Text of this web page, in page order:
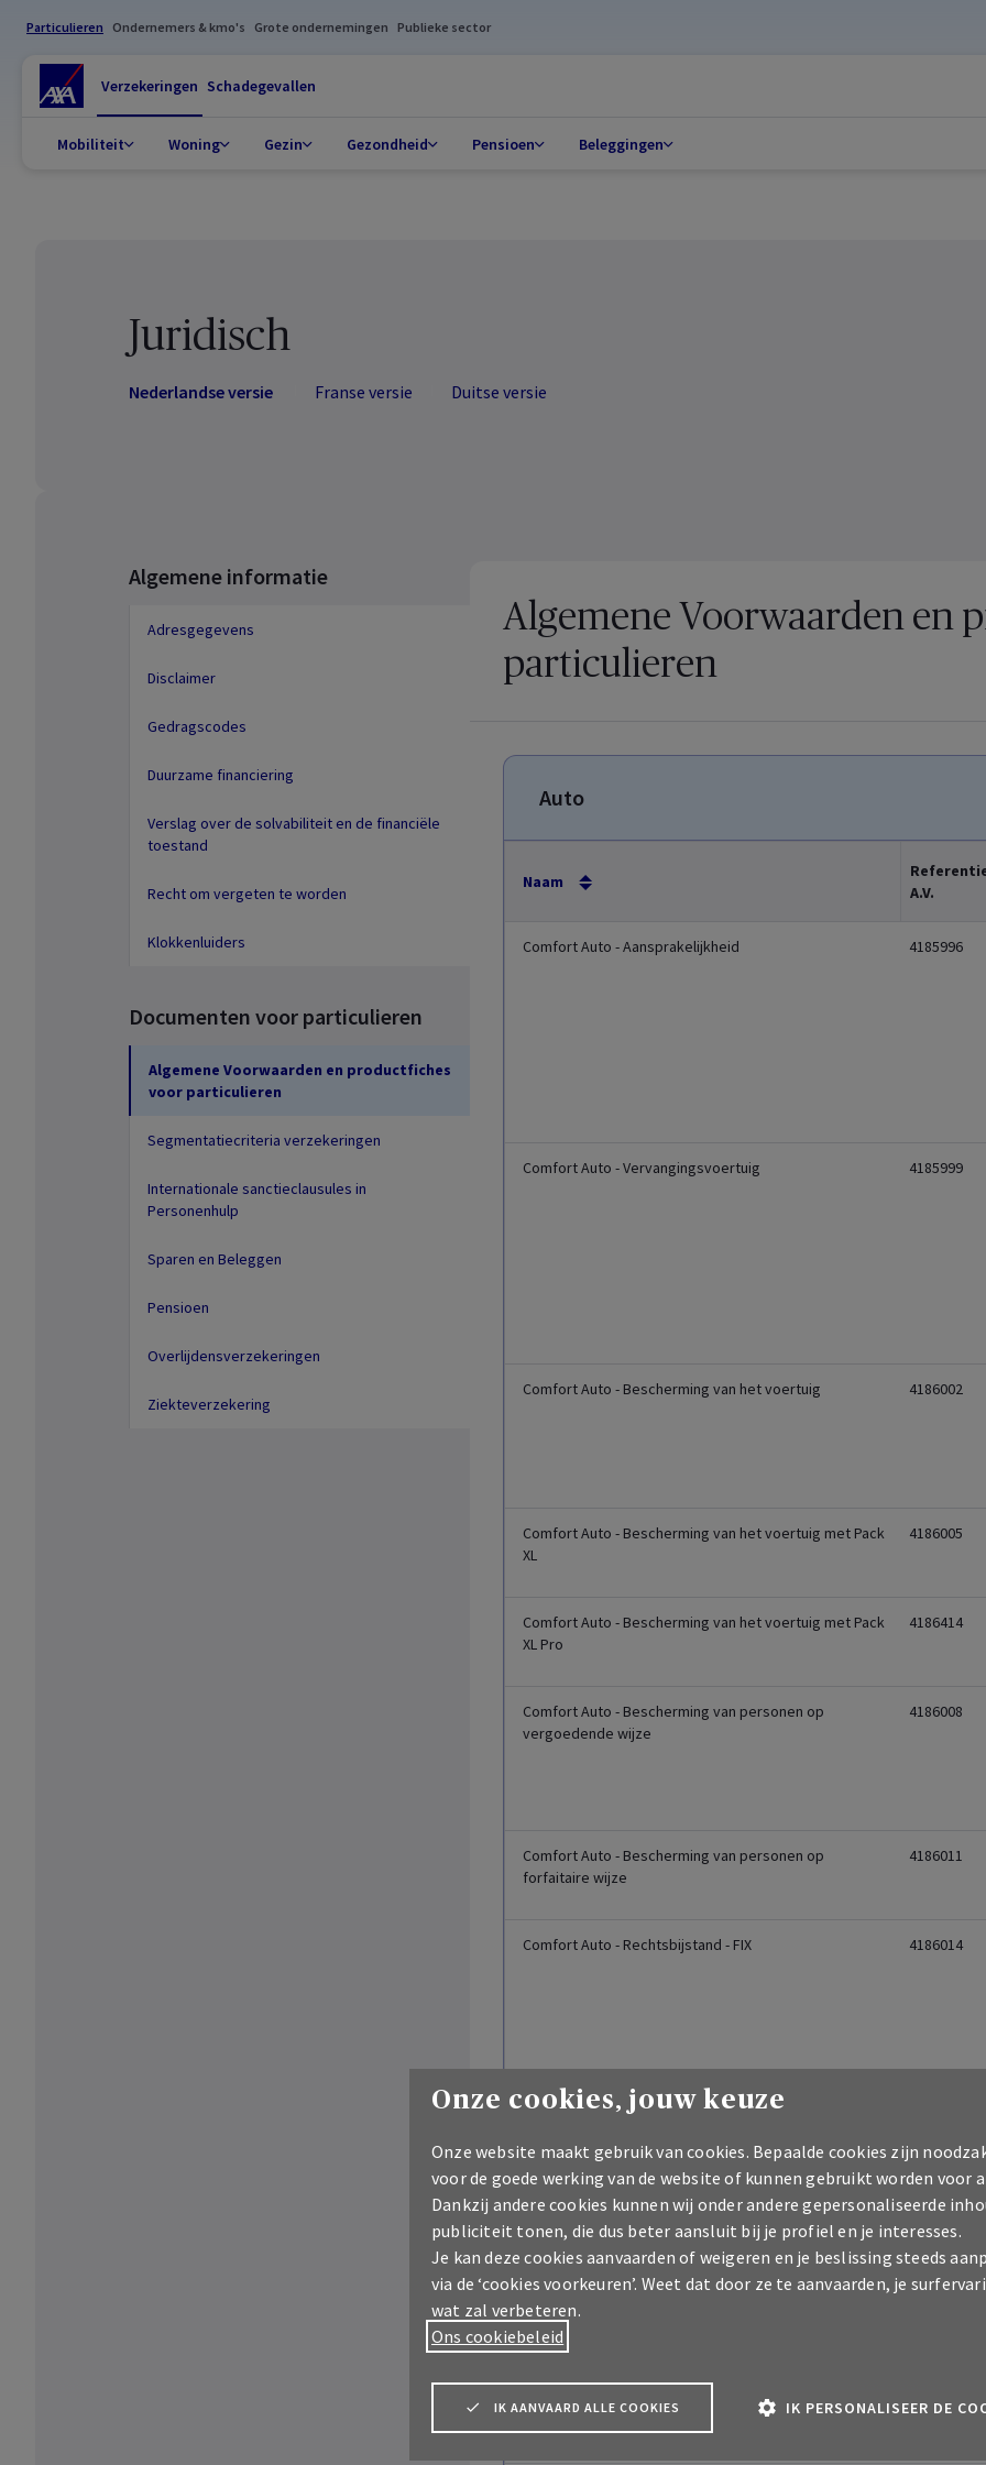
Particulieren Ondernemers & kmo's Grote ondernemingen Publieke sector
Verzekeringen Schadegevallen
Mobiliteit Woning Gezin Gezondheid Pensioen Beleggingen
Juridisch
Nederlandse versie Franse versie Duitse versie
Algemene Voorwaarden en
particulieren
Auto
Naam
A.V.
Comfort Auto - Aansprakelijkheid 4185996
Comfort Auto - Vervangingsvoertuig 4185999
Comfort Auto - Bescherming van het voertuig 4186002
Comfort Auto - Bescherming van het voertuig met Pack
XL
4186005
Comfort Auto - Bescherming van het voertuig met Pack
XL Pro
4186414
Comfort Auto - Bescherming van personen op
vergoedende wijze
4186008
Comfort Auto - Bescherming van personen op
forfaitaire wijze
4186011
Comfort Auto - Rechtsbijstand - FIX 4186014
Comfort Auto - Rechtsbijstand - FULL
Comfort Auto - Omni-assistance 4186020
Comfort Auto - Wegenhulp 4186023
Algemene informatie
Adresgegevens
Disclaimer
Gedragscodes
Duurzame financiering
Verslag over de solvabiliteit en de financiële
toestand
Recht om vergeten te worden
Klokkenluiders
Documenten voor particulieren
Algemene Voorwaarden en productfiches
voor particulieren
Segmentatiecriteria verzekeringen
Internationale sanctieclausules in
Personenhulp
Sparen en Beleggen
Pensioen
Overlijdensverzekeringen
Ziekteverzekering
Onze cookies, jouw keuze
Onze website maakt gebruik van cookies. Bepaalde cookies zijn
voor de goede werking van de website of kunnen gebruikt worden voor
Dankzij andere cookies kunnen wij onder andere gepersonaliseerde
publiciteit tonen, die dus beter aansluit bij je profiel en je interesses.
Je kan deze cookies aanvaarden of weigeren en je beslissing steeds
via de ‘cookies voorkeuren’. Weet dat door ze te aanvaarden, je
wat zal verbeteren.
Ons cookiebeleid
IK AANVAARD ALLE COOKIES IK PERSONALISEER DE